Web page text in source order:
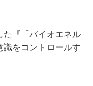
た『「バイオエネル
識をコントロールす